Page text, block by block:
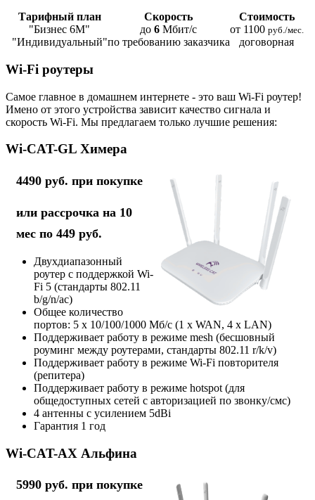
Тарифный план
Скорость
Стоимость
"Бизнес 6М"
до 6 Мбит/с от 1100 руб./мес.
"Индивидуальный"по требованию заказчика договорная
Wi-Fi роутеры
Самое главное в домашнем интернете - это ваш Wi-Fi роутер!
Имено от этого устройства зависит качество сигнала и
скорость Wi-Fi. Мы предлагаем только лучшие решения:
Wi-CAT-GL Химера
4490 руб. при покупке
или рассрочка на 10
мес по 449 руб.
Двухдиапазонный
роутер с поддержкой Wi-
Fi 5 (стандарты 802.11
b/g/n/ac)
Общее количество
портов: 5 х 10/100/1000 Мб/с (1 x WAN, 4 x LAN)
Поддерживает работу в режиме mesh (бесшовный
роуминг между роутерами, стандарты 802.11 r/k/v)
Поддерживает работу в режиме Wi-Fi повторителя
(репитера)
Поддерживает работу в режиме hotspot (для
общедоступных сетей с авторизацией по звонку/смс)
4 антенны с усилением 5dBi
Гарантия 1 год
Wi-CAT-AX Альфина
5990 руб. при покупке